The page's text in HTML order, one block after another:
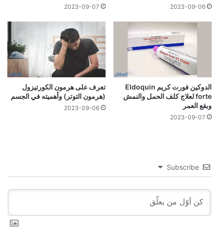
2023-09-06
2023-09-07
الدوكين فورت كريم Eldoquin
forte لعلاج كلف الحمل والنمش
وبقع العمر
2023-09-07
تعرف على هرمون الكورتيزول
(هرمون التوتر) وأهميته في الجسم
2023-09-06
Subscribe